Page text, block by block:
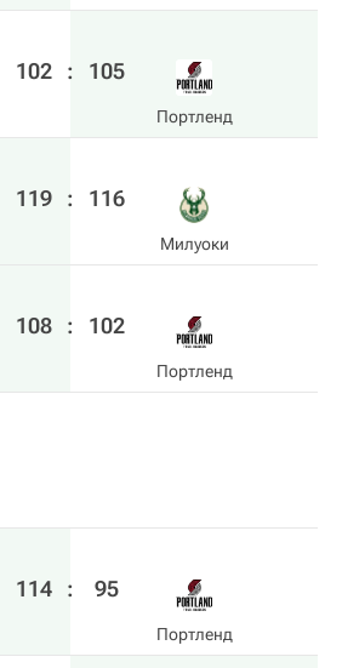
102 : 105
Портленд
119 : 116
Милуоки
108 : 102
Портленд
114 : 95
Портленд